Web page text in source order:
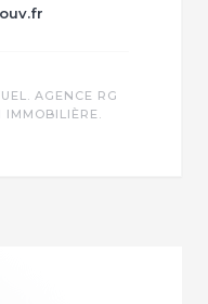
AGENCE RG